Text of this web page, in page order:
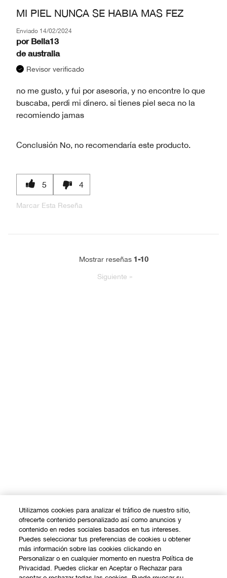
MI PIEL NUNCA SE HABIA MAS FEZ
Enviado 14/02/2024
por Bella13
de australia
Revisor verificado
no me gusto, y fui por asesoria, y no encontre lo que
buscaba, perdi mi dinero. si tienes piel seca no la
recomiendo jamas
Conclusión No, no recomendaría este producto.
5 4
Marcar Esta Reseña
Mostrar reseñas 1-10
Siguiente »
Utilizamos cookies para analizar el tráfico de nuestro sitio,
ofrecerte contenido personalizado así como anuncios y
contenido en redes sociales basados en tus intereses.
Puedes seleccionar tus preferencias de cookies u obtener
más información sobre las cookies clickando en
Personalizar o en cualquier momento en nuestra Política de
Privacidad. Puedes clickar en Aceptar o Rechazar para